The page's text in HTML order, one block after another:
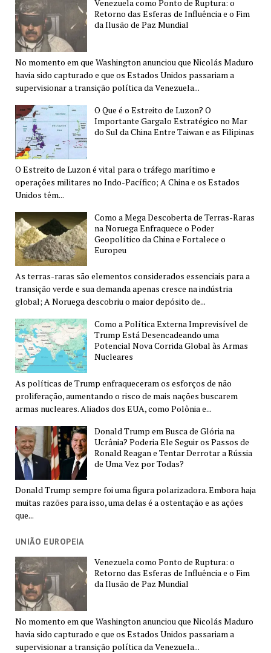
Venezuela como Ponto de Ruptura: o
Retorno das Esferas de Influência e o Fim
da Ilusão de Paz Mundial
No momento em que Washington anunciou que Nicolás Maduro
havia sido capturado e que os Estados Unidos passariam a
supervisionar a transição política da Venezuela...
O Que é o Estreito de Luzon? O
Importante Gargalo Estratégico no Mar
do Sul da China Entre Taiwan e as Filipinas
O Estreito de Luzon é vital para o tráfego marítimo e
operações militares no Indo-Pacífico; A China e os Estados
Unidos têm...
Como a Mega Descoberta de Terras-Raras
na Noruega Enfraquece o Poder
Geopolítico da China e Fortalece o
Europeu
As terras-raras são elementos considerados essenciais para a
transição verde e sua demanda apenas cresce na indústria
global; A Noruega descobriu o maior depósito de...
Como a Política Externa Imprevisível de
Trump Está Desencadeando uma
Potencial Nova Corrida Global às Armas
Nucleares
As políticas de Trump enfraqueceram os esforços de não
proliferação, aumentando o risco de mais nações buscarem
armas nucleares. Aliados dos EUA, como Polônia e...
Donald Trump em Busca de Glória na
Ucrânia? Poderia Ele Seguir os Passos de
Ronald Reagan e Tentar Derrotar a Rússia
de Uma Vez por Todas?
Donald Trump sempre foi uma figura polarizadora. Embora haja
muitas razões para isso, uma delas é a ostentação e as ações
que...
UNIÃO EUROPEIA
Venezuela como Ponto de Ruptura: o
Retorno das Esferas de Influência e o Fim
da Ilusão de Paz Mundial
No momento em que Washington anunciou que Nicolás Maduro
havia sido capturado e que os Estados Unidos passariam a
supervisionar a transição política da Venezuela...